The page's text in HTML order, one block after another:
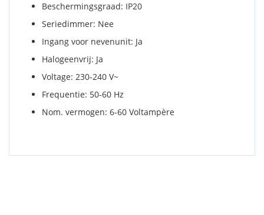
Beschermingsgraad: IP20
Seriedimmer: Nee
Ingang voor nevenunit: Ja
Halogeenvrij: Ja
Voltage: 230-240 V~
Frequentie: 50-60 Hz
Nom. vermogen: 6-60 Voltampère